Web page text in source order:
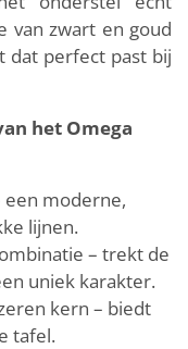
van zwart en goud
dat perfect past bij
het Omega
een moderne,
lijnen.
– trekt de
uniek karakter.
kern – biedt
tafel.